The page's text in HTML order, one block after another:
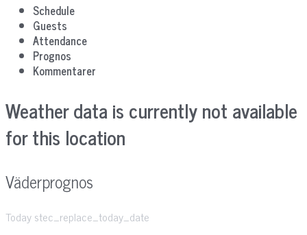
Schedule
Guests
Attendance
Prognos
Kommentarer
Weather data is currently not available
for this location
Väderprognos
Today stec_replace_today_date